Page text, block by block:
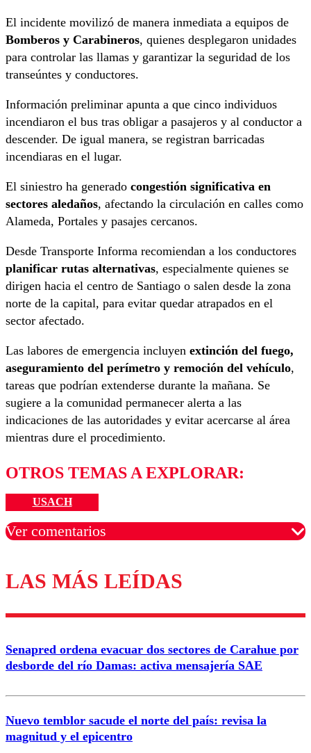
El incidente movilizó de manera inmediata a equipos de
Bomberos y Carabineros, quienes desplegaron unidades
para controlar las llamas y garantizar la seguridad de los
transeúntes y conductores.
Información preliminar apunta a que cinco individuos
incendiaron el bus tras obligar a pasajeros y al conductor a
descender. De igual manera, se registran barricadas
incendiaras en el lugar.
El siniestro ha generado congestión significativa en
sectores aledaños, afectando la circulación en calles como
Alameda, Portales y pasajes cercanos.
Desde Transporte Informa recomiendan a los conductores
planificar rutas alternativas, especialmente quienes se
dirigen hacia el centro de Santiago o salen desde la zona
norte de la capital, para evitar quedar atrapados en el
sector afectado.
Las labores de emergencia incluyen extinción del fuego,
aseguramiento del perímetro y remoción del vehículo,
tareas que podrían extenderse durante la mañana. Se
sugiere a la comunidad permanecer alerta a las
indicaciones de las autoridades y evitar acercarse al área
mientras dure el procedimiento.
OTROS TEMAS A EXPLORAR:
USACH
Ver comentarios
Los comentarios son moderados para garantizar un
diálogo respetuoso.
Nombre
Correo
LAS MÁS LEÍDAS
Senapred ordena evacuar dos sectores de Carahue por
desborde del río Damas: activa mensajería SAE
Nuevo temblor sacude el norte del país: revisa la
magnitud y el epicentro